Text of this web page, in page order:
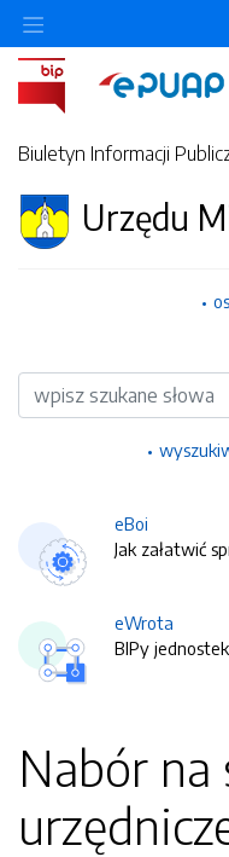
Biuletyn Informacji
Urzędu
Wyszukiwarka
eBoi
Jak załatwić
eWrota
BIPy
Nabór